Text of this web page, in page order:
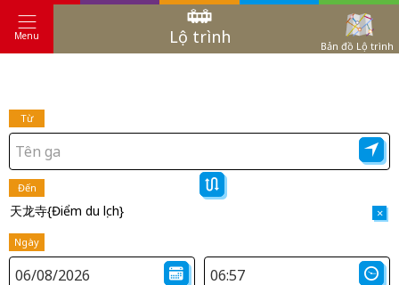
Menu Lộ trình Bản đồ Lộ trình
Từ
Đến
天龙寺{Điểm du lịch} ×
Ngày